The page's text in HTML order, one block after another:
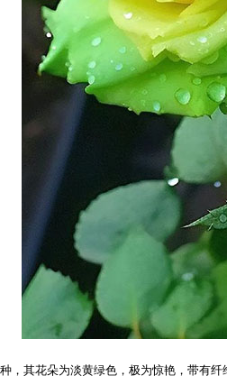
其花朵为淡黄绿色，极为惊艳，带有纤